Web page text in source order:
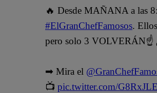
🔥 Desde MAÑANA a las
#ElGranChefFamosos.
pero solo 3 VOLVERÁN☝️
➡ Mira el
📺 pic.twitter.com/